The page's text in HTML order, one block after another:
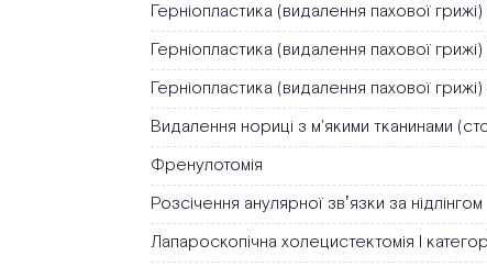
Герніопластика (видалення пахової грижі)
Герніопластика (видалення пахової грижі)
Герніопластика (видалення пахової грижі)
Видалення нориці з м'якими тканинами
Френулотомія
Розсічення анулярної звʼязки за нідлінгом
Лапароскопічна холецистектомія І